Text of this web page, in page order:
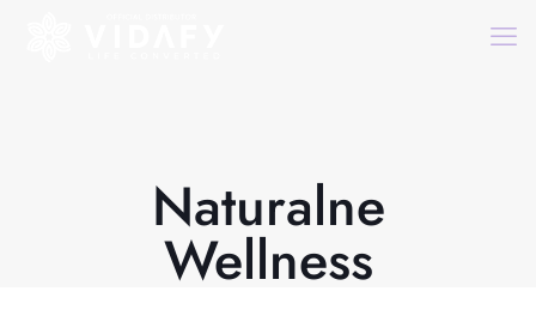
Naturalne
Wellness